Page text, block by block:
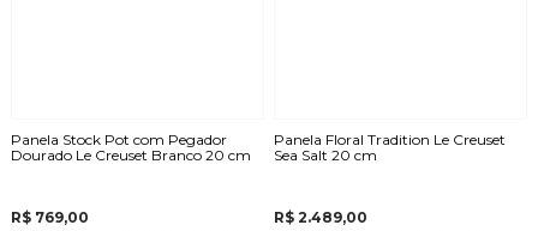
Panela Stock Pot com Pegador
Dourado Le Creuset Branco 20 cm
R$ 769,00
Panela Floral Tradition Le Creuset
Sea Salt 20 cm
R$ 2.489,00